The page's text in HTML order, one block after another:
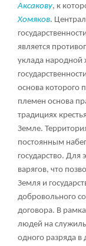
Аксакову, к
Хомяков.
является
уклада народной
основа которого
племен основа
традициях
Земле.
постоянным
государство. Для
варягов, что
Земля и
добровольного
договора. В
людей на
одного разряда в